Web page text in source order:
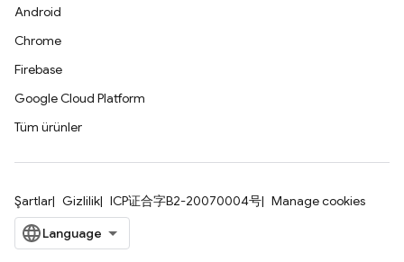
Android
Chrome
Firebase
Google Cloud Platform
Tüm ürünler
Şartlar Gizlilik ICP证合字B2-20070004号 Manage cookies